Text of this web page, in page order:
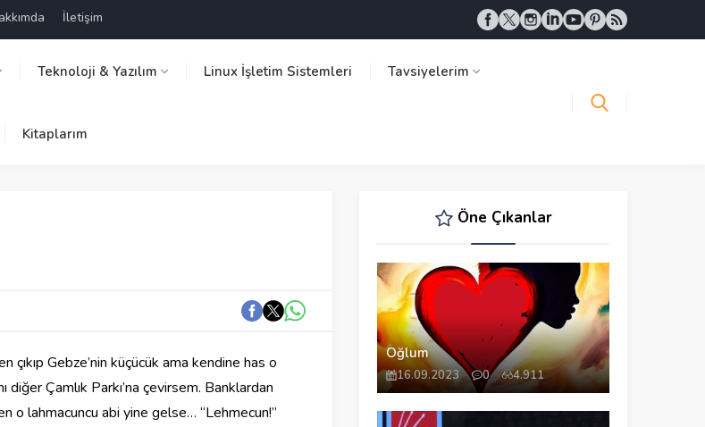
İletişim
Teknoloji & Yazılım Linux İşletim Sistemleri Tavsiyelerim
Kitaplarım
Gebze’nin küçücük ama kendine has o
diğer Çamlık Parkı’na çevirsem. Banklardan
o lahmacuncu abi yine gelse… “Lehmecun!”
Öne Çıkanlar
Oğlum
16.09.2023 0 4.911